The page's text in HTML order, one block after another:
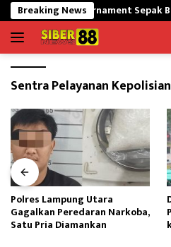
Langsung
ke
konten
Breaking News
Buka Turnament Sepak Bola Piala
Sentra Pelayanan
Polres Lampung Utara
Gagalkan Peredaran Narkoba,
Satu Pria Diamankan